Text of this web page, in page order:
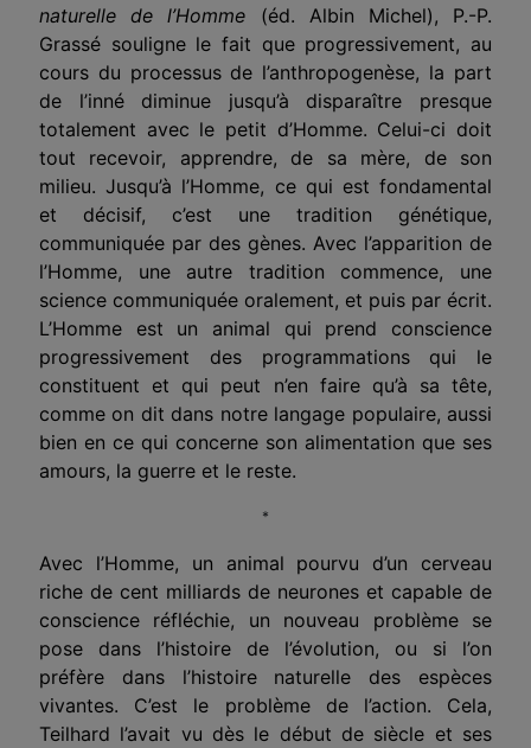
naturelle de l’Homme (éd. Albin Michel), P.-P.
Grassé souligne le fait que progressivement, au
cours du processus de l’anthropogenèse, la part
de l’inné diminue jusqu’à disparaître presque
totalement avec le petit d’Homme. Celui-ci doit
tout recevoir, apprendre, de sa mère, de son
milieu. Jusqu’à l’Homme, ce qui est fondamental
et décisif, c’est une tradition génétique,
communiquée par des gènes. Avec l’apparition de
l’Homme, une autre tradition commence, une
science communiquée oralement, et puis par écrit.
L’Homme est un animal qui prend conscience
progressivement des programmations qui le
constituent et qui peut n’en faire qu’à sa tête,
comme on dit dans notre langage populaire, aussi
bien en ce qui concerne son alimentation que ses
amours, la guerre et le reste.
*
Avec l’Homme, un animal pourvu d’un cerveau
riche de cent milliards de neurones et capable de
conscience réfléchie, un nouveau problème se
pose dans l’histoire de l’évolution, ou si l’on
préfère dans l’histoire naturelle des espèces
vivantes. C’est le problème de l’action. Cela,
Teilhard l’avait vu dès le début de siècle et ses